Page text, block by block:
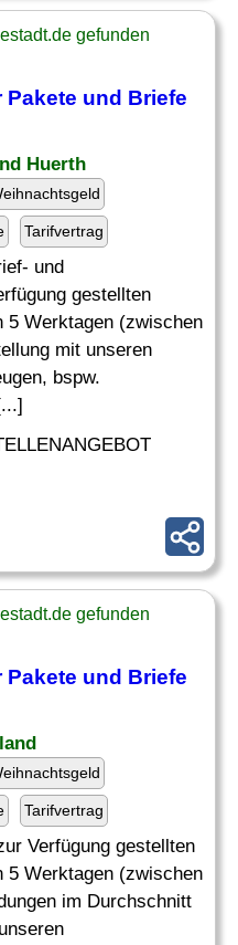
gefunden
und Briefe
Huerth
Tarifvertrag
und
gestellten
5 Werktagen (zwischen
mit unseren
bspw.
gefunden
und Briefe
Tarifvertrag
Verfügung gestellten
5 Werktagen (zwischen
im Durchschnitt